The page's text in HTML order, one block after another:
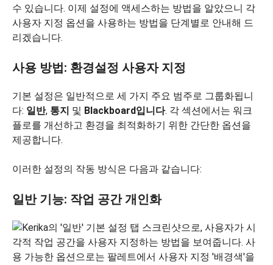
수 있습니다. 이제 설정에 액세스하는 방법을 알았으니 각
사용자 지정 옵션을 사용하는 방법을 단계별로 안내해 드
리겠습니다.
사용 방법: 환경설정 사용자 지정
기본 설정은 일반적으로 세 가지 주요 범주로 그룹화됩니
다: 일반, 통지 및 Blackboard입니다. 각 섹션에서는 워크
플로를 개선하고 환경을 최적화하기 위한 간단한 옵션을
제공합니다.
이러한 설정의 작동 방식은 다음과 같습니다:
일반 기능: 작업 공간 개인화